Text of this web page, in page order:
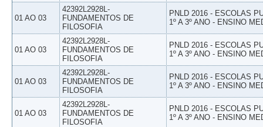
01 AO 03
42392L2928L-
FUNDAMENTOS DE
FILOSOFIA
PNLD 2016 - ESCOLAS
1º A 3º ANO - ENSINO
01 AO 03
42392L2928L-
FUNDAMENTOS DE
FILOSOFIA
PNLD 2016 - ESCOLAS
1º A 3º ANO - ENSINO
01 AO 03
42392L2928L-
FUNDAMENTOS DE
FILOSOFIA
PNLD 2016 - ESCOLAS
1º A 3º ANO - ENSINO
01 AO 03
42392L2928L-
FUNDAMENTOS DE
FILOSOFIA
PNLD 2016 - ESCOLAS
1º A 3º ANO - ENSINO